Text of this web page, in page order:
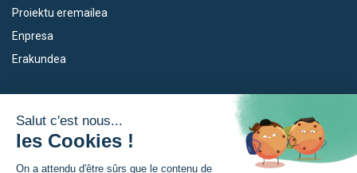
Proiektu eremailea
Enpresa
Erakundea
Empleo
Euroeskualdea
Zer da Euroeskualdea?